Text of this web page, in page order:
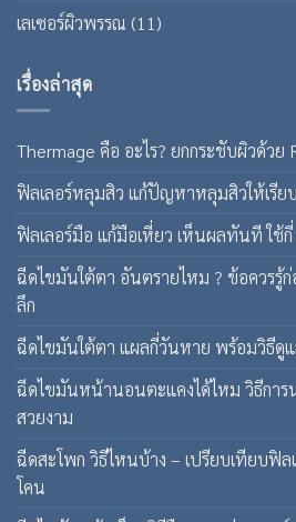
เลเซอร์ผิวพรรณ (11)
เรื่องล่าสุด
Thermage คือ อะไร? ยกกระชับผิวด้วย
ฟิลเลอร์หลุมสิว แก้ปัญหาหลุมสิวให้เรีย
ฟิลเลอร์มือ แก้มือเหี่ยว เห็นผลทันที ใช้กี่
ฉีดไขมันใต้ตา อันตรายไหม ? ข้อควรรู้
ลึก
ฉีดไขมันใต้ตา แผลกี่วันหาย พร้อมวิธีดูแ
ฉีดไขมันหน้านอนตะแคงได้ไหม วิธีกา
สวยงาม
ฉีดสะโพก วิธีไหนบ้าง – เปรียบเทียบฟิ
โคน